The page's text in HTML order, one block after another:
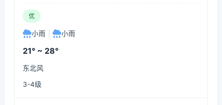
优
小雨 小雨
21° ~ 28°
东北风
3-4级